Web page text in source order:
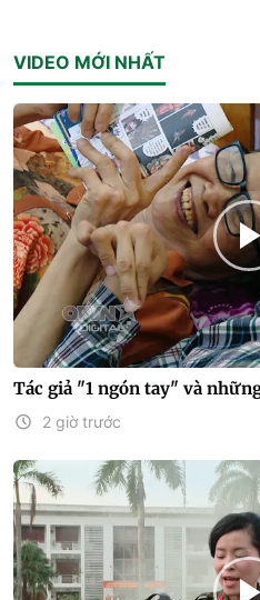
VIDEO MỚI NHẤT
Tác giả "1 ngón tay" và
2 giờ trước